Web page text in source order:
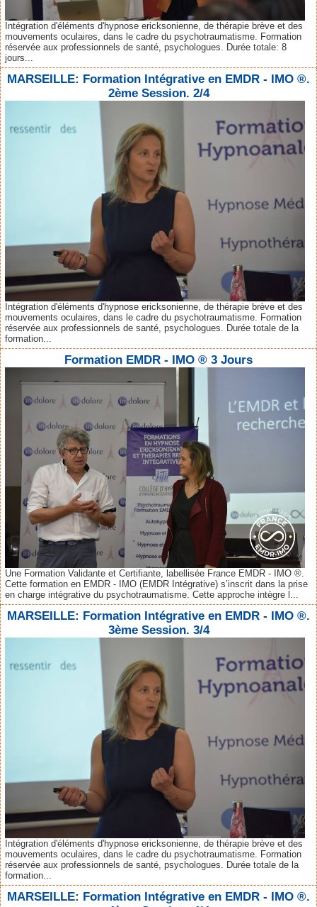
Intégration d'éléments d'hypnose ericksonienne, de thérapie brève et des
mouvements oculaires, dans le cadre du psychotraumatisme. Formation
réservée aux professionnels de santé, psychologues. Durée totale: 8
jours...
MARSEILLE: Formation Intégrative en EMDR - IMO ®.
2ème Session. 2/4
Intégration d'éléments d'hypnose ericksonienne, de thérapie brève et des
mouvements oculaires, dans le cadre du psychotraumatisme. Formation
réservée aux professionnels de santé, psychologues. Durée totale de la
formation...
Formation EMDR - IMO ® 3 Jours
Une Formation Validante et Certifiante, labellisée France EMDR - IMO ®.
Cette formation en EMDR - IMO (EMDR Intégrative) s’inscrit dans la prise
en charge intégrative du psychotraumatisme. Cette approche intègre l...
MARSEILLE: Formation Intégrative en EMDR - IMO ®.
3ème Session. 3/4
Intégration d'éléments d'hypnose ericksonienne, de thérapie brève et des
mouvements oculaires, dans le cadre du psychotraumatisme. Formation
réservée aux professionnels de santé, psychologues. Durée totale de la
formation...
MARSEILLE: Formation Intégrative en EMDR - IMO ®.